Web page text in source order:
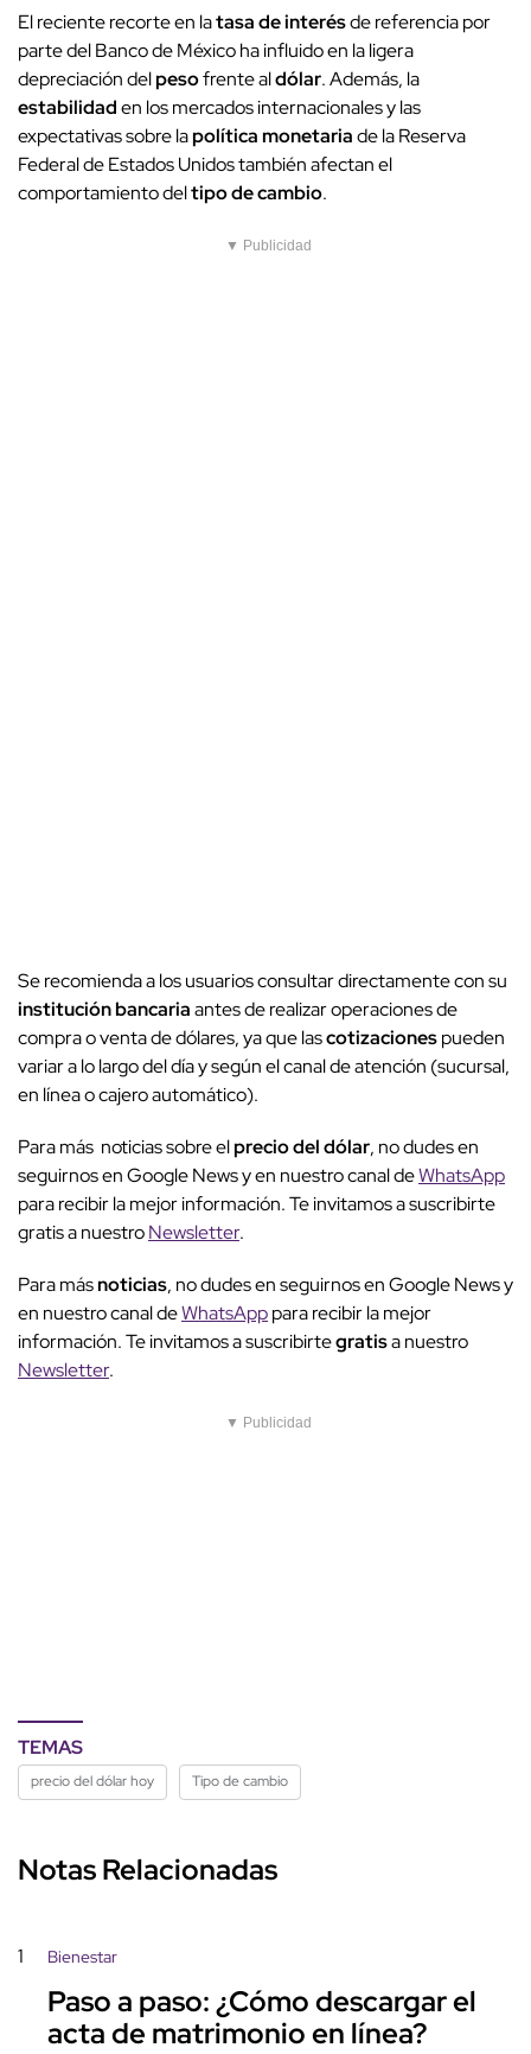
El reciente recorte en latasa de interésde referencia por
parte del Banco de México ha influido en la ligera
depreciación delpesofrente aldólar. Además, la
estabilidaden los mercados internacionales y las
expectativas sobre lapolítica monetariade la Reserva
Federal de Estados Unidos también afectan el
comportamiento deltipo de cambio.
▼ Publicidad
Se recomienda a los usuarios consultar directamente con su
institución bancariaantes de realizar operaciones de
compra o venta de dólares, ya que lascotizacionespueden
variar a lo largo del día y según el canal de atención (sucursal,
en línea o cajero automático).
Para más noticias sobre elprecio del dólar, no dudes en
seguirnos en Google News y en nuestro canal deWhatsApp
para recibir la mejor información. Te invitamos a suscribirte
gratis a nuestroNewsletter.
Para másnoticias, no dudes en seguirnos en Google News y
en nuestro canal deWhatsApppara recibir la mejor
información. Te invitamos a suscribirtegratisa nuestro
Newsletter.
▼ Publicidad
TEMAS
precio del dólar hoy Tipo de cambio
Notas Relacionadas
1 Bienestar
Paso a paso: ¿Cómo descargar el
acta de matrimonio en línea?